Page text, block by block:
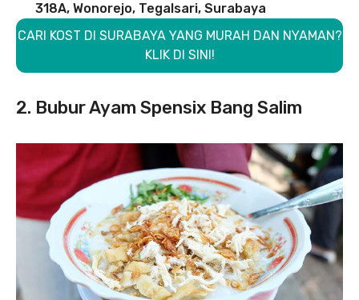
318A, Wonorejo, Tegalsari, Surabaya
CARI KOST DI SURABAYA YANG MURAH DAN NYAMAN?
KLIK DI SINI!
2. Bubur Ayam Spensix Bang Salim